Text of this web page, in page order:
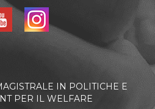
IN POLITICHE E
PER IL WELFARE